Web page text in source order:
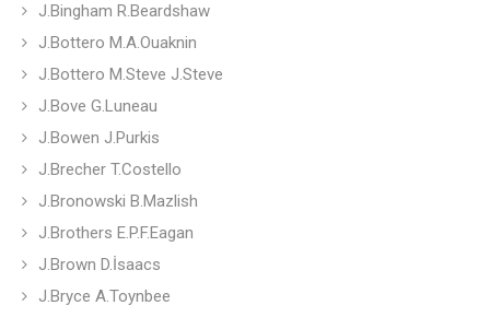
J.Bingham R.Beardshaw
J.Bottero M.A.Ouaknin
J.Bottero M.Steve J.Steve
J.Bove G.Luneau
J.Bowen J.Purkis
J.Brecher T.Costello
J.Bronowski B.Mazlish
J.Brothers E.P.F.Eagan
J.Brown D.İsaacs
J.Bryce A.Toynbee